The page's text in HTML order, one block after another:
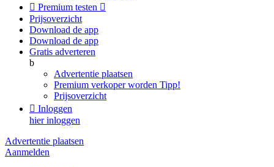
 Premium testen 
Prijsoverzicht
Download de app
Download de app
Gratis adverteren
b
Advertentie plaatsen
Premium verkoper worden Tipp!
Prijsoverzicht
 Inloggen
hier inloggen
Advertentie plaatsen
Aanmelden